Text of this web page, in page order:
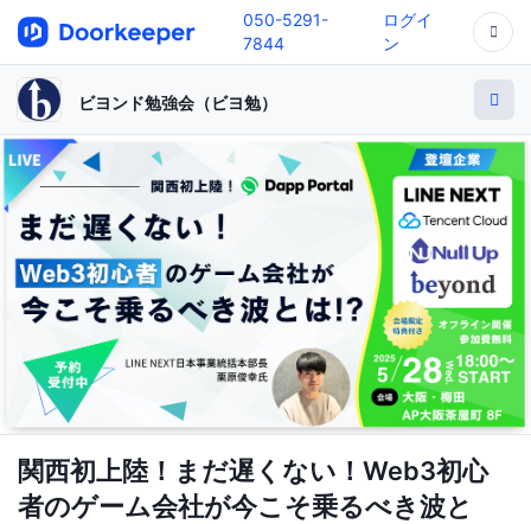
050-5291-
7844
ログイ
ン
ビヨンド勉強会（ビヨ勉）
関西初上陸！まだ遅くない！Web3初心
者のゲーム会社が今こそ乗るべき波と